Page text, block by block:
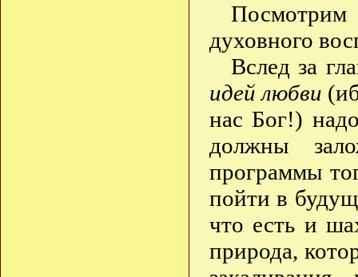
духовного
Вслед за
идей любви
нас Бог!)
должны
программы
пойти в
что есть и
природа,